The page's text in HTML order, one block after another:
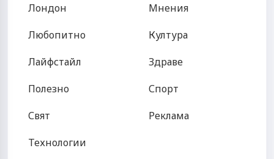
Лондон
Любопитно
Лайфстайл
Полезно
Свят
Технологии
Мнения
Култура
Здраве
Спорт
Реклама